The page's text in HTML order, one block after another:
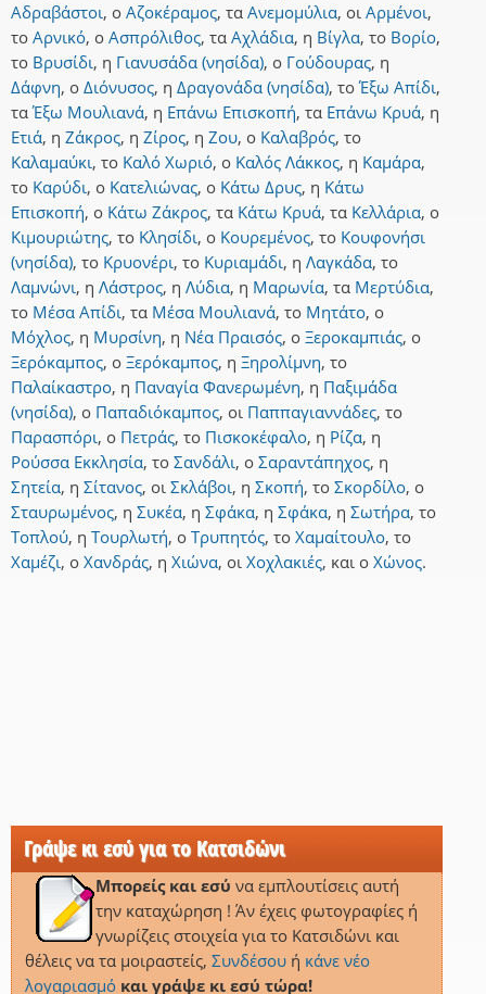
Αδραβάστοι, ο Αζοκέραμος, τα Ανεμομύλια, οι Αρμένοι,
το Αρνικό, ο Ασπρόλιθος, τα Αχλάδια, η Βίγλα, το Βορίο,
το Βρυσίδι, η Γιανυσάδα (νησίδα), ο Γούδουρας, η
Δάφνη, ο Διόνυσος, η Δραγονάδα (νησίδα), το Έξω Απίδι,
τα Έξω Μουλιανά, η Επάνω Επισκοπή, τα Επάνω Κρυά, η
Ετιά, η Ζάκρος, η Ζίρος, η Ζου, ο Καλαβρός, το
Καλαμαύκι, το Καλό Χωριό, ο Καλός Λάκκος, η Καμάρα,
το Καρύδι, ο Κατελιώνας, ο Κάτω Δρυς, η Κάτω
Επισκοπή, ο Κάτω Ζάκρος, τα Κάτω Κρυά, τα Κελλάρια, ο
Κιμουριώτης, το Κλησίδι, ο Κουρεμένος, το Κουφονήσι
(νησίδα), το Κρυονέρι, το Κυριαμάδι, η Λαγκάδα, το
Λαμνώνι, η Λάστρος, η Λύδια, η Μαρωνία, τα Μερτύδια,
το Μέσα Απίδι, τα Μέσα Μουλιανά, το Μητάτο, ο
Μόχλος, η Μυρσίνη, η Νέα Πραισός, ο Ξεροκαμπιάς, ο
Ξερόκαμπος, ο Ξερόκαμπος, η Ξηρολίμνη, το
Παλαίκαστρο, η Παναγία Φανερωμένη, η Παξιμάδα
(νησίδα), ο Παπαδιόκαμπος, οι Παππαγιαννάδες, το
Παρασπόρι, ο Πετράς, το Πισκοκέφαλο, η Ρίζα, η
Ρούσσα Εκκλησία, το Σανδάλι, ο Σαραντάπηχος, η
Σητεία, η Σίτανος, οι Σκλάβοι, η Σκοπή, το Σκορδίλο, ο
Σταυρωμένος, η Συκέα, η Σφάκα, η Σφάκα, η Σωτήρα, το
Τοπλού, η Τουρλωτή, ο Τρυπητός, το Χαμαίτουλο, το
Χαμέζι, ο Χανδράς, η Χιώνα, οι Χοχλακιές, και ο Χώνος.
Γράψε κι εσύ για το Κατσιδώνι
Μπορείς και εσύ να εμπλουτίσεις αυτή
την καταχώρηση ! Άν έχεις φωτογραφίες ή
γνωρίζεις στοιχεία για το Κατσιδώνι και
θέλεις να τα μοιραστείς, Συνδέσουή κάνε νέο
λογαριασμό και γράψε κι εσύ τώρα!